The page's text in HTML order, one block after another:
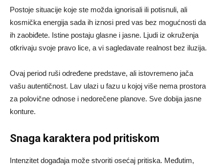
Postoje situacije koje ste možda ignorisali ili potisnuli, ali
kosmička energija sada ih iznosi pred vas bez mogućnosti da
ih zaobiđete. Istine postaju glasne i jasne. Ljudi iz okruženja
otkrivaju svoje pravo lice, a vi sagledavate realnost bez iluzija.
Ovaj period ruši određene predstave, ali istovremeno jača
vašu autentičnost. Lav ulazi u fazu u kojoj više nema prostora
za polovične odnose i nedorečene planove. Sve dobija jasne
konture.
Snaga karaktera pod pritiskom
Intenzitet događaja može stvoriti osećaj pritiska. Međutim,